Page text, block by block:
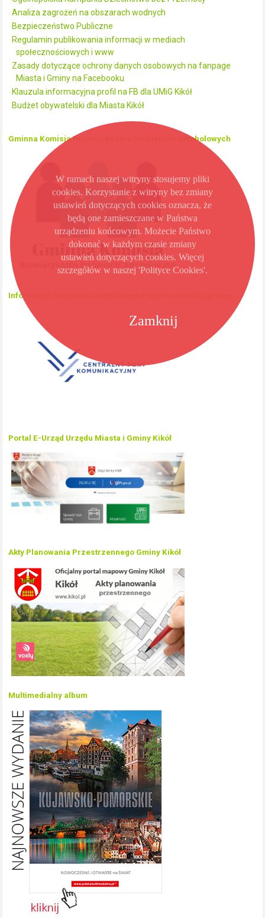
Analiza zagrożeń na obszarach wodnych
Bezpieczeństwo Publiczne
Regulamin publikowania informacji w mediach
społecznościowych i www
Zasady dotyczące ochrony danych osobowych na fanpage
Miasta i Gminy na Facebooku
Klauzula informacyjna profil na FB dla UMiG Kikół
Budżet obywatelski dla Miasta Kikół
Gminna Komisja Rozwiązywania Problemów Alkoholowych
Informacje dotyczące Centralnego Portu Komunikacyjnego
Portal E-Urząd Urzędu Miasta i Gminy Kikół
Akty Planowania Przestrzennego Gminy Kikół
Multimedialny album
Zamknij
W ramach naszej witryny stosujemy pliki
cookies. Korzystanie z witryny bez zmiany
ustawień dotyczących cookies oznacza, że
będą one zamieszczane w Państwa
urządzeniu końcowym. Możecie Państwo
dokonać w każdym czasie zmiany
ustawień dotyczących cookies. Więcej
szczegółów w naszej 'Polityce Cookies'.